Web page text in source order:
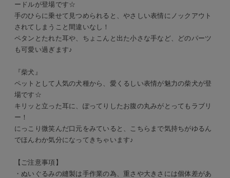
ードルが登場です☆
手のひらに乗せて見つめられると、やさしい表情にノックアウト
されてしまうこと間違いなし！
ペタンとたれた耳や、ちょこんと出た小さな手など、どのパーツ
も可愛い過ぎます♪
『柴犬』
ペットとして人気の犬種から、愛くるしい表情が魅力の柴犬が登
場です☆
キリッと立った耳に、ぽってりしたお腹の丸みがとってもラブリ
ー！
にっこり微笑んだ口元をみていると、こちらまで気持ちがゆるん
でほんわか気分になってきちゃいます♪
【ご注意事項】
・ぬいぐるみの縫製は手作業の為、重さや大きさには個体差があ